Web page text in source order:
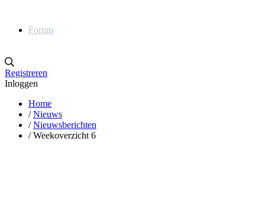
Forum
Registreren
Inloggen
Home
/ Nieuws
/ Nieuwsberichten
/ Weekoverzicht 6